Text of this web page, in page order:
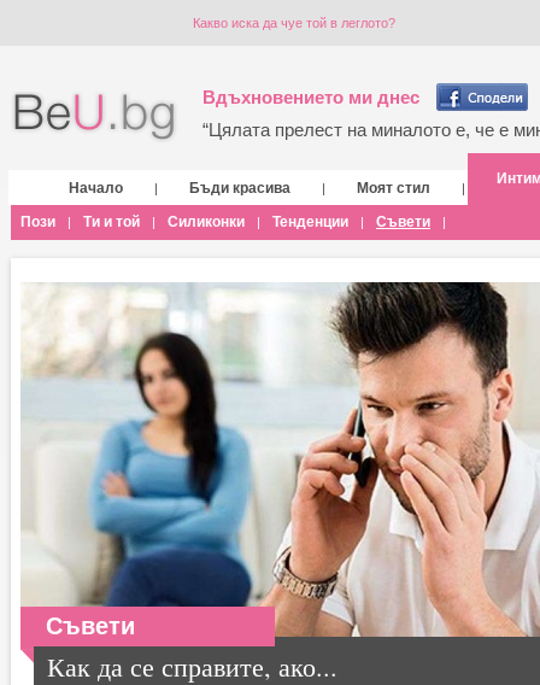
Какво иска да чуе той в леглото?
Вдъхновението ми днес
“Цялата прелест на миналото е, че е
Начало | Бъди красива | Моят стил |
Пози | Ти и той | Силиконки | Тенденции | Съвети |
Съвети
Как да се справите, ако...